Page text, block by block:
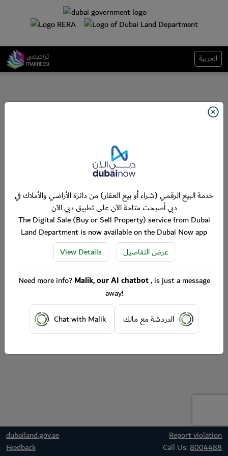
العربية
dubailand.gov.ae
Report violation
Feedback
Call Us:8004488
خدمة البيع الرقمي (شراء أو بيع العقار) من دائرة الأراضي والأملاك في
دبي أصبحت متاحة الآن على تطبيق دبي الآن
The Digital Sale (Buy or Sell Property) service from Dubai
Land Department is now available on the Dubai Now app
View Details
عرض التفاصيل
Need more info?Malik, our AI chatbot, is just a message
away!
Chat with Malik
الدردشة مع مالك